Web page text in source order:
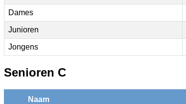
Dames
Junioren
Jongens
Senioren C
Naam